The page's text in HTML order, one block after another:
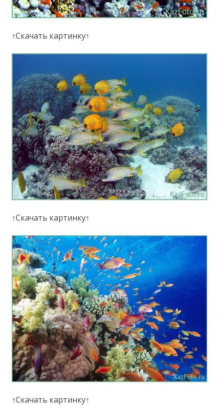
↑Скачать картинку↑
↑Скачать картинку↑
↑Скачать картинку↑